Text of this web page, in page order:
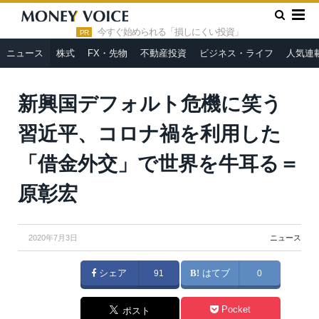
PR 今すぐ始められる「損しにくい投資」
ニュース 株式 FX・先物 不動産投資 ビジネス・ライフ 人気連
HOME » ニュース »
新興国デフォルト危機に笑う習近平、コロ
ナ禍を利用した「借金外交」で世界を牛耳る＝原彰宏
新興国デフォルト危機に笑う
習近平、コロナ禍を利用した
「借金外交」で世界を牛耳る＝
原彰宏
2020年7月3日 ニュース
シェア 91 はてブ 0
ポスト Pocket